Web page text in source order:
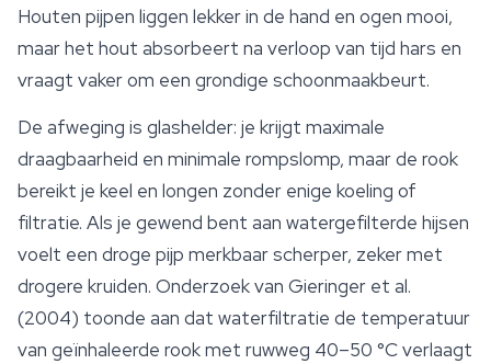
Houten pijpen liggen lekker in de hand en ogen mooi,
maar het hout absorbeert na verloop van tijd hars en
vraagt vaker om een grondige schoonmaakbeurt.
De afweging is glashelder: je krijgt maximale
draagbaarheid en minimale rompslomp, maar de rook
bereikt je keel en longen zonder enige koeling of
filtratie. Als je gewend bent aan watergefilterde hijsen
voelt een droge pijp merkbaar scherper, zeker met
drogere kruiden. Onderzoek van Gieringer et al.
(2004) toonde aan dat waterfiltratie de temperatuur
van geïnhaleerde rook met ruwweg 40–50 °C verlaagt